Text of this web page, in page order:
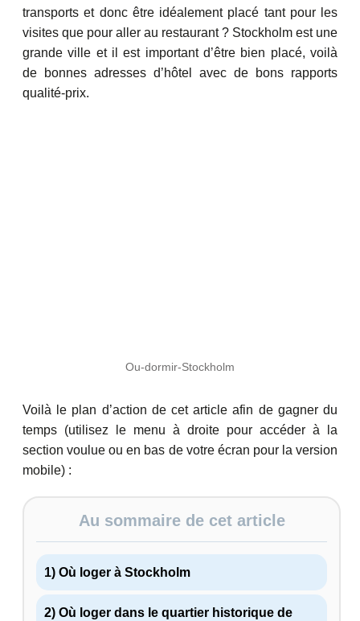
transports et donc être idéalement placé tant pour les
visites que pour aller au restaurant ? Stockholm est une
grande ville et il est important d’être bien placé, voilà
de bonnes adresses d’hôtel avec de bons rapports
qualité-prix.
Ou-dormir-Stockholm
Voilà le plan d’action de cet article afin de gagner du
temps (utilisez le menu à droite pour accéder à la
section voulue ou en bas de votre écran pour la version
mobile) :
Au sommaire de cet article
1) Où loger à Stockholm
2) Où loger dans le quartier historique de